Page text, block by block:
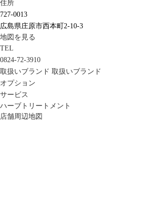
住所
727-0013
広島県庄原市西本町2-10-3
地図を見る
TEL
0824-72-3910
取扱いブランド 取扱いブランド
オプション
サービス
ハーブトリートメント
店舗周辺地図